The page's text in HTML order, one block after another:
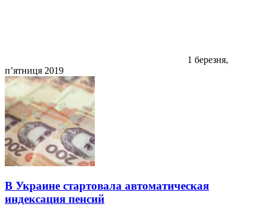
1 березня,
п’ятниця 2019
В Украине стартовала автоматическая
индексация пенсий